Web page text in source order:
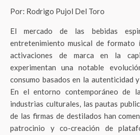
Por: Rodrigo Pujol Del Toro
El mercado de las bebidas
entretenimiento musical de
activaciones de marca en la
experimentan una notable
consumo basados en la autenticidad
En el entorno contemporáneo de
industrias culturales, las pautas
de las firmas de destilados han
patrocinio y co-creación de